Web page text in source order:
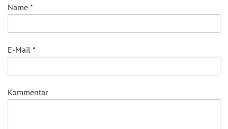
Name *
E-Mail *
Kommentar